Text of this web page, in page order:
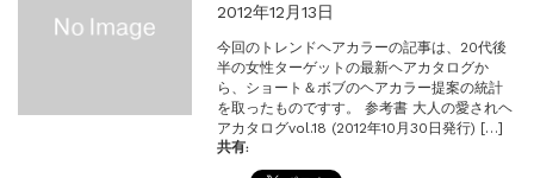
2012年12月13日
今回のトレンドヘアカラーの記事は、20代後
半の女性ターゲットの最新ヘアカタログか
ら、ショート＆ボブのヘアカラー提案の統計
を取ったものですす。 参考書 大人の愛されヘ
アカタログvol.18 (2012年10月30日発行) […]
共有: